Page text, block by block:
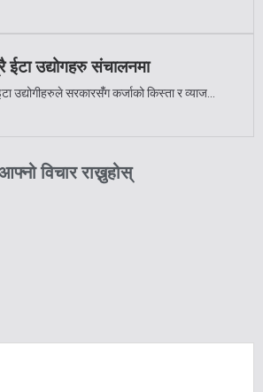
ईटा उद्योगहरु संचालनमा
उद्योगीहरुले सरकारसँंग कर्जाको किस्ता र व्याज...
विचार राख्नुहोस्